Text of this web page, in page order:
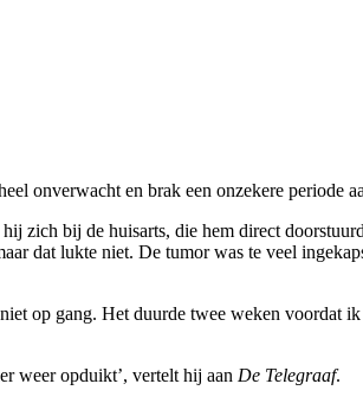
onverwacht en brak een onzekere periode
zich bij de huisarts, die hem direct
dat lukte niet. De tumor was te veel
op gang. Het duurde twee weken voordat
weer opduikt’, vertelt hij aan De Telegraaf.